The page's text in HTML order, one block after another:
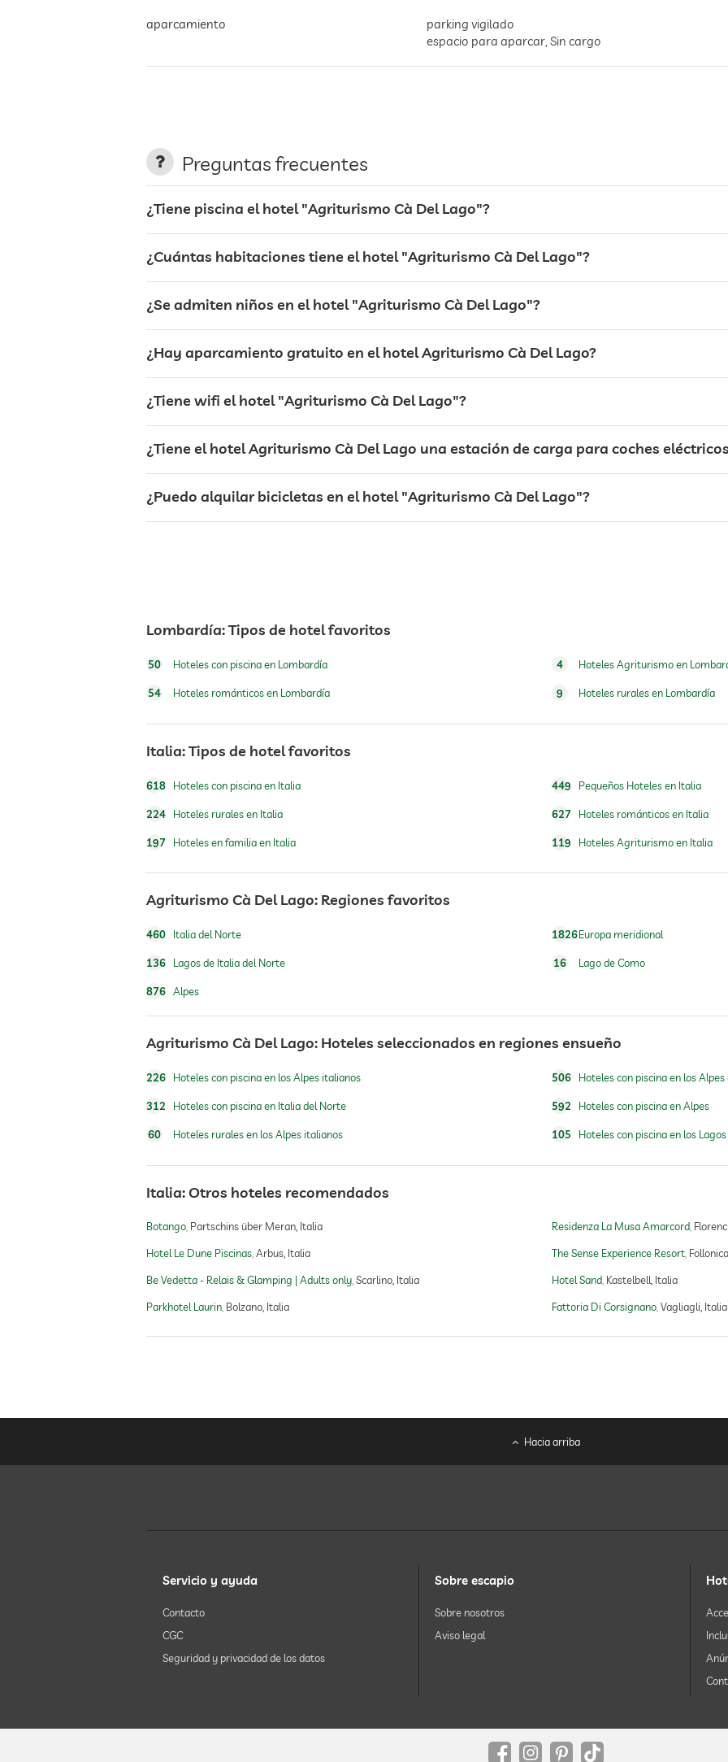
aparcamiento
parking vigilado
espacio para aparcar, Sin cargo
restaurante
caja fuerte
perros permitidos
piscina exterior
piscina climatizada
zona de juegos para niños
parque infantil al aire libre
cuidado de niños
oferta de masajes
masajes para el bienestar masaje corporal
spa
Preguntas frecuentes
¿Tiene piscina el hotel "Agriturismo Cà Del Lago"?
¿Cuántas habitaciones tiene el hotel "Agriturismo Cà Del Lago"?
¿Se admiten niños en el hotel "Agriturismo Cà Del Lago"?
¿Hay aparcamiento gratuito en el hotel Agriturismo Cà Del Lago?
¿Tiene wifi el hotel "Agriturismo Cà Del Lago"?
¿Tiene el hotel Agriturismo Cà Del Lago una estación de carga para coches
¿Puedo alquilar bicicletas en el hotel "Agriturismo Cà Del Lago"?
Lombardía: Tipos de hotel favoritos
50 Hoteles con piscina en Lombardía
54 Hoteles románticos en Lombardía
4 Hoteles Agriturismo en
9 Hoteles rurales en Lombardía
Italia: Tipos de hotel favoritos
618 Hoteles con piscina en Italia
224 Hoteles rurales en Italia
197 Hoteles en familia en Italia
449 Pequeños Hoteles en Italia
627 Hoteles románticos en Italia
119 Hoteles Agriturismo en Italia
Agriturismo Cà Del Lago: Regiones favoritos
460 Italia del Norte
136 Lagos de Italia del Norte
876 Alpes
1826Europa meridional
16 Lago de Como
Agriturismo Cà Del Lago: Hoteles seleccionados en regiones ensueño
226 Hoteles con piscina en los Alpes italianos
312 Hoteles con piscina en Italia del Norte
60 Hoteles rurales en los Alpes italianos
506 Hoteles con piscina en los
592 Hoteles con piscina en Alpes
105 Hoteles con piscina en los
Italia: Otros hoteles recomendados
Botango Partschins über Meran, Italia
Hotel Le Dune Piscinas Arbus, Italia
Be Vedetta - Relais & Glamping | Adults only Scarlino, Italia
Parkhotel Laurin Bolzano, Italia
Residenza La Musa Amarcord
The Sense Experience Resort
Hotel Sand Kastelbell, Italia
Fattoria Di Corsignano Vagliagli, Italia
Hacia arriba
Servicio y ayuda
Contacto
CGC
Seguridad y privacidad de los datos
Sobre escapio
Sobre nosotros
Aviso legal